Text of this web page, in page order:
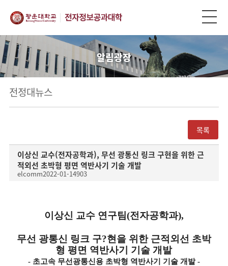
알림광장
전정대뉴스
목록
이상신 교수(전자공학과), 무선 광통신 링크 구현을 위한 근
적외선 초박형 평면 역반사기 기술 개발
elcomm2022-01-14903
이상신 교수 연구팀(전자공학과),
무선 광통신 링크 구?현을 위한 근적외선 초박
형 평면 역반사기 기술 개발
- 초고속 무선광통신용 초박형 역반사기 기술 개발 -